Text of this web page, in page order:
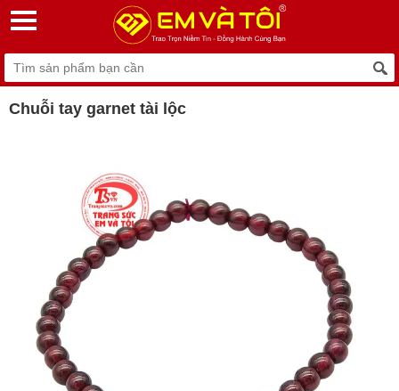
Chuỗi tay garnet tài lộc